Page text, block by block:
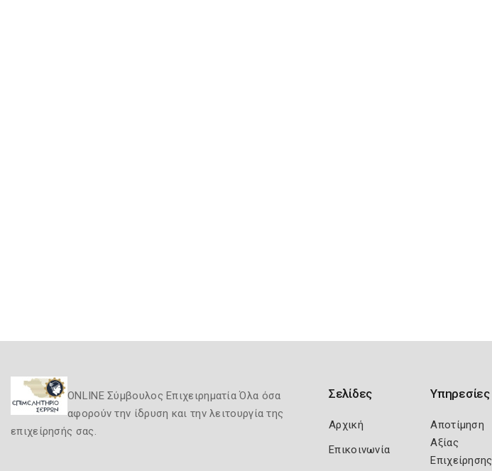
ONLINE Σύμβουλος Επιχειρηματία Όλα όσα
αφορούν την ίδρυση και την λειτουργία της
επιχείρησής σας.
Σελίδες
Αρχική
Επικοινωνία
Υπηρεσίες
Αποτίμηση
Αξίας
Επιχείρησης